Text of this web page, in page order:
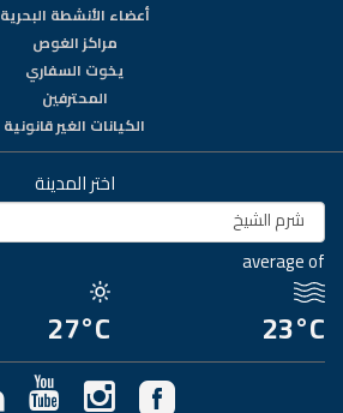
أعضاء الأنشطة البحرية
مراكز الغوص
يخوت السفاري
المحترفين
الكيانات الغير قانونية
اختر المدينة
average of
23°C
27°C